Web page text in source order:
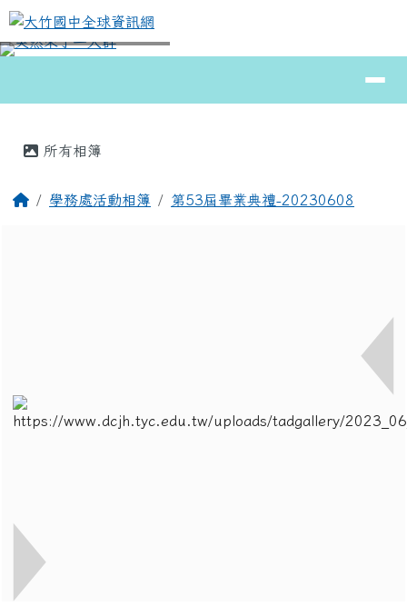
跳至主內容區
大竹國中全球資訊網
⏸
所有相簿
回首頁學務處活動相簿 第53屆畢業典禮-20230608